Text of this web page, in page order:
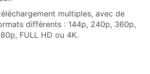
multiples, avec de
différents : 144p, 240p, 360p,
FULL HD ou 4K.